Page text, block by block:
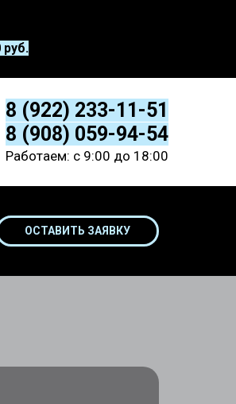
руб.
8 (922) 233-11-51
8 (908) 059-94-54
Работаем: с 9:00 до 18:00
ОСТАВИТЬ ЗАЯВКУ